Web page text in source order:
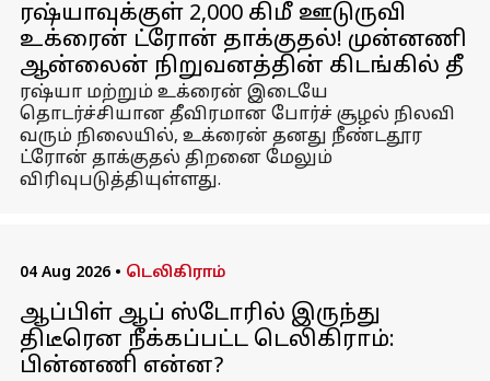
ரஷ்யாவுக்குள் 2,000 கிமீ ஊடுருவி
உக்ரைன் ட்ரோன் தாக்குதல்! முன்னணி
ஆன்லைன் நிறுவனத்தின் கிடங்கில் தீ
ரஷ்யா மற்றும் உக்ரைன் இடையே
தொடர்ச்சியான தீவிரமான போர்ச் சூழல் நிலவி
வரும் நிலையில், உக்ரைன் தனது நீண்டதூர
ட்ரோன் தாக்குதல் திறனை மேலும்
விரிவுபடுத்தியுள்ளது.
04 Aug 2026 • டெலிகிராம்
ஆப்பிள் ஆப் ஸ்டோரில் இருந்து
திடீரென நீக்கப்பட்ட டெலிகிராம்:
பின்னணி என்ன?